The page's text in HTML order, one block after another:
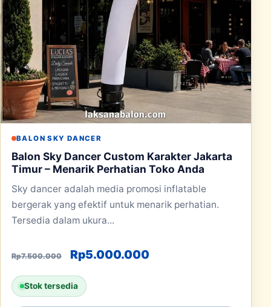
BALON SKY DANCER
Balon Sky Dancer Custom Karakter Jakarta
Timur – Menarik Perhatian Toko Anda
Sky dancer adalah media promosi inflatable
bergerak yang efektif untuk menarik perhatian.
Tersedia dalam ukura...
Rp7.500.000 Harga aslinya adalah:
Rp5.000.000Harga saat ini
Stok tersedia